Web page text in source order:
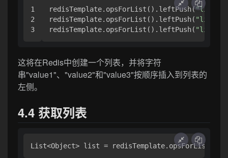
1
2
redisTemplate.opsForList().leftPush("list"
redisTemplate.opsForList().leftPush( "list"
redisTemplate.opsForList().leftPush( "list"
这将在Redis中创建一个列表，并将字符
串"value1"、"value2"和"value3"按顺序插入到列表的
左侧。
4.4 获取列表
List<Object> list =